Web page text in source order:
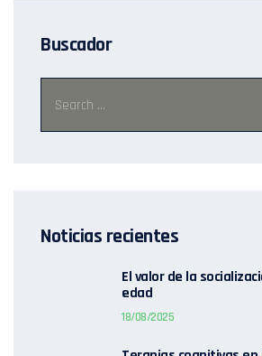
Buscador
Noticias recientes
El valor de la
edad
18/08/2025